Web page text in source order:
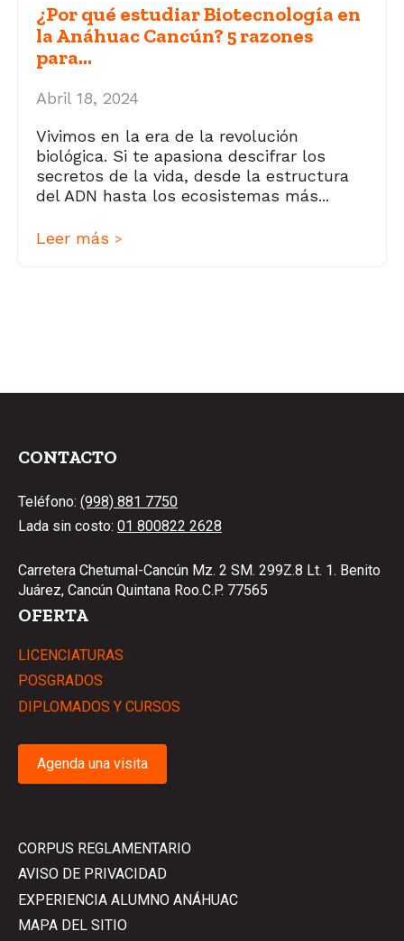
¿Por qué estudiar Biotecnología en
la Anáhuac Cancún? 5 razones
para...
Abril 18, 2024
Vivimos en la era de la revolución
biológica. Si te apasiona descifrar los
secretos de la vida, desde la estructura
del ADN hasta los ecosistemas más...
Leer más >
CONTACTO
Teléfono: (998) 881 7750
Lada sin costo: 01 800822 2628
Carretera Chetumal-Cancún Mz. 2 SM. 299Z.8 Lt. 1. Benito
Juárez, Cancún Quintana Roo.C.P. 77565
OFERTA
LICENCIATURAS
POSGRADOS
DIPLOMADOS Y CURSOS
Agenda una visita
CORPUS REGLAMENTARIO
AVISO DE PRIVACIDAD
EXPERIENCIA ALUMNO ANÁHUAC
MAPA DEL SITIO